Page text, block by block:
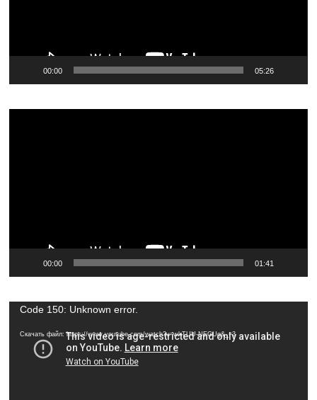
00:00 05:26
00:00 01:41
Видеоплеер
Code 150: Unknown error.
Скачать файл: https://www.youtube.com/watch?v=wkTUU-NEGUg&_=3